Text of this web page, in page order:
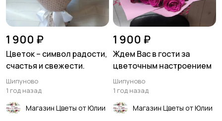
1 900 ₽
Цветок – символ радости,
счастья и свежести.
Шипуново
1 год назад
Магазин Цветы от Юлии
1 900 ₽
Ждем Вас в гости за
цветочным настроением
Шипуново
1 год назад
Магазин Цветы от Юлии